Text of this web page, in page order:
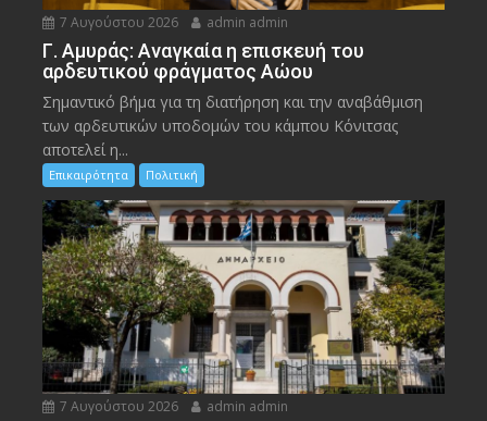
7 Αυγούστου 2026 admin admin
Γ. Αμυράς: Αναγκαία η επισκευή του
αρδευτικού φράγματος Αώου
Σημαντικό βήμα για τη διατήρηση και την αναβάθμιση
των αρδευτικών υποδομών του κάμπου Κόνιτσας
αποτελεί η...
Επικαιρότητα Πολιτική
7 Αυγούστου 2026 admin admin